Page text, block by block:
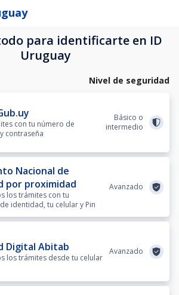
para identificarte en ID
Uruguay
Nivel de seguridad
con tu número de
contraseña
Básico o
intermedio
Nacional de
por proximidad
los trámites con tu
identidad, tu celular y Pin
Avanzado
Digital Abitab
los trámites desde tu celular
Avanzado